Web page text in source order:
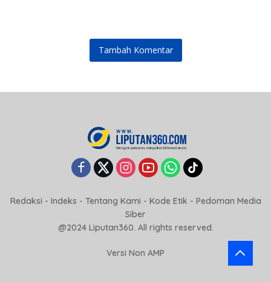
Tambah Komentar
Redaksi - Indeks - Tentang Kami - Kode Etik - Pedoman Media
Siber
@2024 Liputan360. All rights reserved.
Versi Non AMP